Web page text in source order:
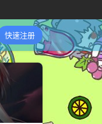
快速注册